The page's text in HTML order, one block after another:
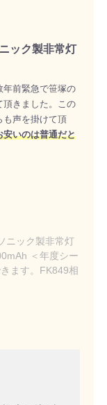
ック製非常灯
年前緊急で笹塚の
頂きました。この
も声を掛けて頂
安いのは普通だと
ニック製非常灯
＜年度シー
ます。FK849相